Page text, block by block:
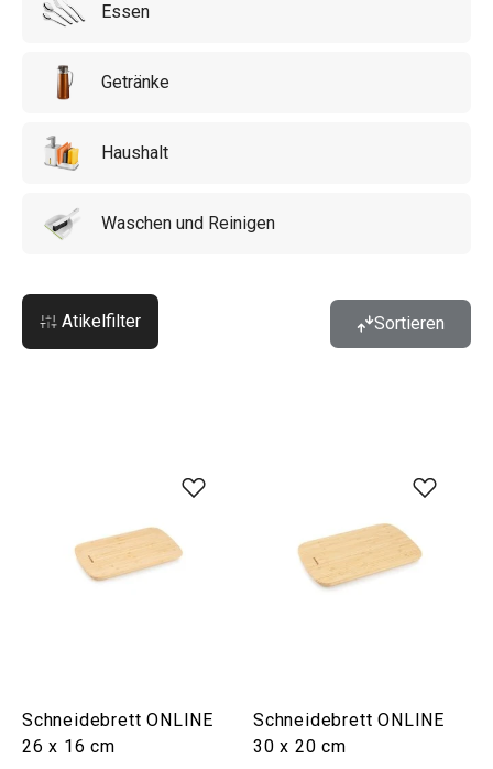
Essen
Getränke
Haushalt
Waschen und Reinigen
Atikelfilter Sortieren
Schneidebrett ONLINE
26 x 16 cm
Schneidebrett ONLINE
30 x 20 cm